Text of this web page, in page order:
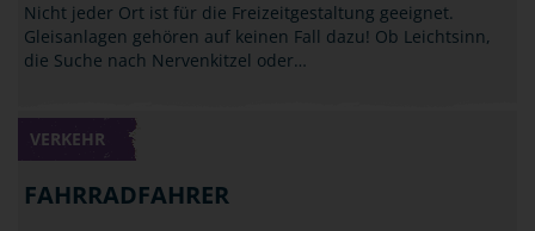
Nicht jeder Ort ist für die Freizeitgestaltung geeignet.
Gleisanlagen gehören auf keinen Fall dazu! Ob Leichtsinn,
die Suche nach Nervenkitzel oder…
VERKEHR
FAHRRADFAHRER